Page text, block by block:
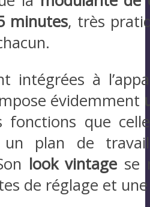
minutes, très
intégrées à
évidemment
fonctions que
un plan de
look vintage se
de réglage et